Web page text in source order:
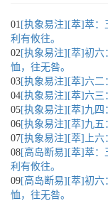
01 [执象易注][萃]萃：
利有攸往。
02[执象易注][萃]初六
恤，往无咎。
03[执象易注][萃]六二
04[执象易注][萃]六三
05[执象易注][萃]九四
06[执象易注][萃]九五
07[执象易注][萃]上六
08[高岛断易][萃]萃：
利有攸往。
09[高岛断易][萃]初六
恤，往无咎。